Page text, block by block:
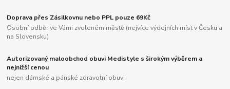
Doprava přes Zásilkovnu nebo PPL pouze 69Kč
Osobní odběr ve Vámi zvoleném městě (nejvíce výdejních míst v Česku a
na Slovensku)
Autorizovaný maloobchod obuvi Medistyle s širokým výběrem a
nejnižší cenou
nejen dámské a pánské zdravotní obuvi